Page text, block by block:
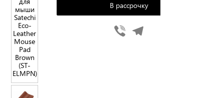
В рассрочку
Viber